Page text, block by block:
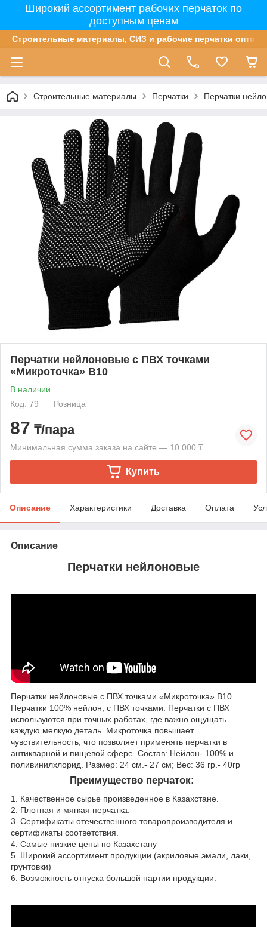
Широкий ассортимент рабочих перчаток по
доступным ценам
Строительные материалы, СИЗ и рабочие перчатки оптом
Строительные материалы Перчатки Перчатки
Перчатки нейлоновые с ПВХ точками
«Микроточка» В10
В наличии
Код: 79
Розница
87 ₸/пара
Минимальная сумма заказа на сайте — 10 000 ₸
Купить
Описание Характеристики Доставка Оплата
Описание
Перчатки нейлоновые
Перчатки нейлоновые с ПВХ точками «Микроточка» В10
Перчатки 100% нейлон, с ПВХ точками. Перчатки с ПВХ
используются при точных работах, где важно ощущать
каждую мелкую деталь. Микроточка повышает
чувствительность, что позволяет применять перчатки в
антикварной и пищевой сфере. Состав: Нейлон- 100% и
поливинилхлорид. Размер: 24 см.- 27 см; Вес: 36 гр.- 40гр
Преимущество перчаток:
1. Качественное сырье произведенное в Казахстане.
2. Плотная и мягкая перчатка.
3. Сертификаты отечественного товаропроизводителя и
сертификаты соответствия.
4. Самые низкие цены по Казахстану
5. Широкий ассортимент продукции (акриловые эмали, лаки,
грунтовки)
6. Возможность отпуска большой партии продукции.